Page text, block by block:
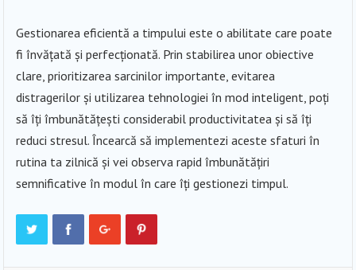
Gestionarea eficientă a timpului este o abilitate care poate
fi învățată și perfecționată. Prin stabilirea unor obiective
clare, prioritizarea sarcinilor importante, evitarea
distragerilor și utilizarea tehnologiei în mod inteligent, poți
să îți îmbunătățești considerabil productivitatea și să îți
reduci stresul. Încearcă să implementezi aceste sfaturi în
rutina ta zilnică și vei observa rapid îmbunătățiri
semnificative în modul în care îți gestionezi timpul.